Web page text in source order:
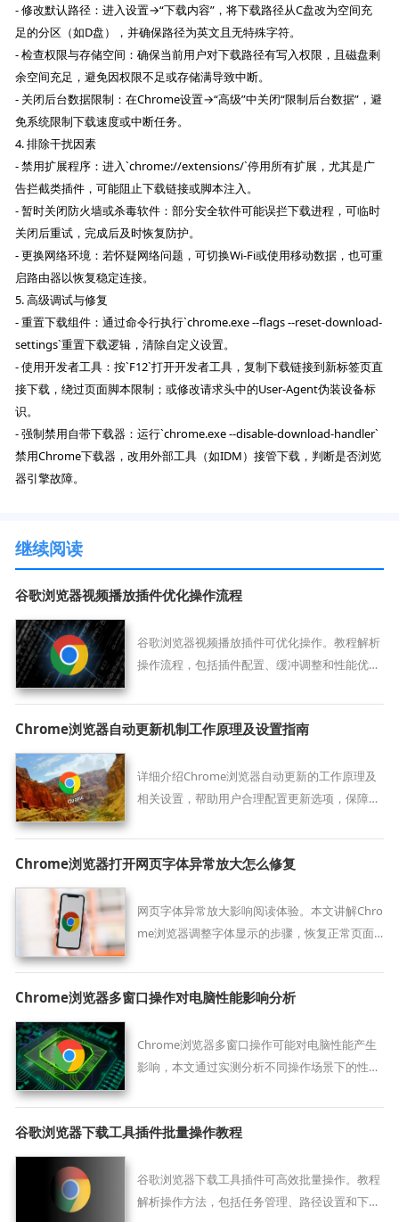
- 修改默认路径：进入设置→“下载内容”，将下载路径从C盘改为空间充
足的分区（如D盘），并确保路径为英文且无特殊字符。
- 检查权限与存储空间：确保当前用户对下载路径有写入权限，且磁盘剩
余空间充足，避免因权限不足或存储满导致中断。
- 关闭后台数据限制：在Chrome设置→“高级”中关闭“限制后台数据”，避
免系统限制下载速度或中断任务。
4. 排除干扰因素
- 禁用扩展程序：进入`chrome://extensions/`停用所有扩展，尤其是广
告拦截类插件，可能阻止下载链接或脚本注入。
- 暂时关闭防火墙或杀毒软件：部分安全软件可能误拦下载进程，可临时
关闭后重试，完成后及时恢复防护。
- 更换网络环境：若怀疑网络问题，可切换Wi-Fi或使用移动数据，也可重
启路由器以恢复稳定连接。
5. 高级调试与修复
- 重置下载组件：通过命令行执行`chrome.exe --flags --reset-download-
settings`重置下载逻辑，清除自定义设置。
- 使用开发者工具：按`F12`打开开发者工具，复制下载链接到新标签页直
接下载，绕过页面脚本限制；或修改请求头中的User-Agent伪装设备标
识。
- 强制禁用自带下载器：运行`chrome.exe --disable-download-handler`
禁用Chrome下载器，改用外部工具（如IDM）接管下载，判断是否浏览
器引擎故障。
继续阅读
谷歌浏览器视频播放插件优化操作流程
谷歌浏览器视频播放插件可优化操作。教程解析
操作流程，包括插件配置、缓冲调整和性能优化
Chrome浏览器自动更新机制工作原理及设置指南
详细介绍Chrome浏览器自动更新的工作原理及
相关设置，帮助用户合理配置更新选项，保障浏
Chrome浏览器打开网页字体异常放大怎么修复
网页字体异常放大影响阅读体验。本文讲解Chro
me浏览器调整字体显示的步骤，恢复正常页面
Chrome浏览器多窗口操作对电脑性能影响分析
Chrome浏览器多窗口操作可能对电脑性能产生
影响，本文通过实测分析不同操作场景下的性能
顺畅。
谷歌浏览器下载工具插件批量操作教程
谷歌浏览器下载工具插件可高效批量操作。教程
解析操作方法，包括任务管理、路径设置和下载